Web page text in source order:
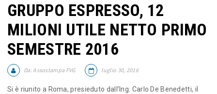
GRUPPO ESPRESSO, 12
MILIONI UTILE NETTO PRIMO
SEMESTRE 2016
Da:Assostampa FVG luglio 30, 2016
Si è riunito a Roma, presieduto dall’Ing. Carlo De Benedetti, il